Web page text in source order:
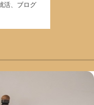
活、ブログ